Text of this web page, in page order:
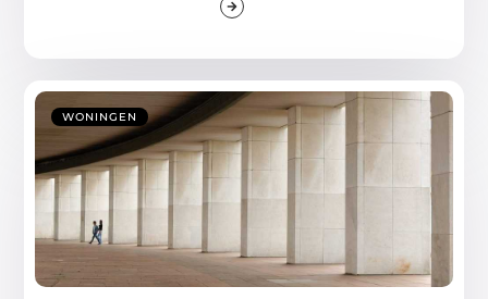
WONINGEN